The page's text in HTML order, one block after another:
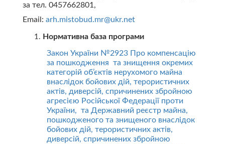
за тел. 0457662801,
Email: arh.mistobud.mr@ukr.net
Нормативна база програми
Закон України №2923 Про компенсацію
за пошкодження та знищення окремих
категорій об’єктів нерухомого майна
внаслідок бойових дій, терористичних
актів, диверсій, спричинених збройною
агресією Російської Федерації проти
України, та Державний реєстр майна,
пошкодженого та знищеного внаслідок
бойових дій, терористичних актів,
диверсій, спричинених збройною